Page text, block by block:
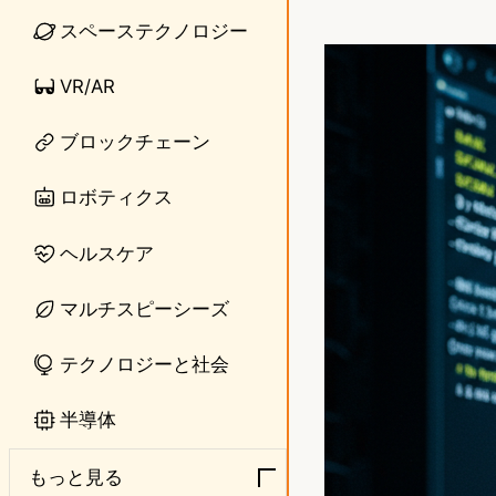
スペーステクノロジー
VR/AR
ブロックチェーン
ロボティクス
ヘルスケア
マルチスピーシーズ
テクノロジーと社会
半導体
もっと見る
s
t
o
d
o